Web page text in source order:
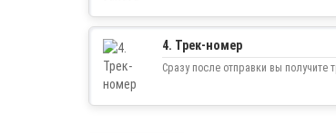
4. Трек-номер
Сразу после отправки вы получите